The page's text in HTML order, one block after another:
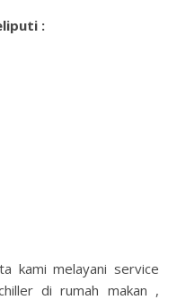
:
kami melayani service
di rumah makan ,